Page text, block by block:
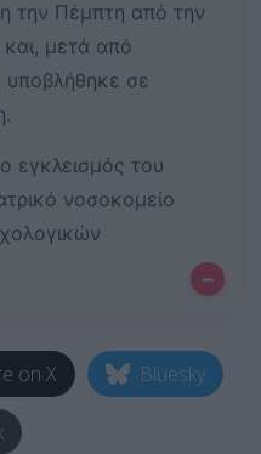
την Πέμπτη από την
και, μετά από
υποβλήθηκε σε
εγκλεισμός του
νοσοκομείο
–
on X Bluesky